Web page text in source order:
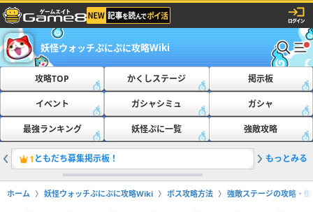
妖怪ウォッチぷにぷに攻略Wiki
攻略TOP かくしステージ 掲示板
イベント ガシャシミュ ガシャ
最強ランキング 妖怪ぷに一覧 強敵攻略
1 ともだち募集掲示板！ 2おたす
もっとみる
ホーム 妖怪ウォッチぷにぷに攻略Wiki ボス攻略方法 強敵ステージの攻略・